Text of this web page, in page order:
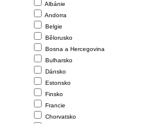
Albánie
Andorra
Belgie
Bělorusko
Bosna a Hercegovina
Bulharsko
Dánsko
Estonsko
Finsko
Francie
Chorvatsko